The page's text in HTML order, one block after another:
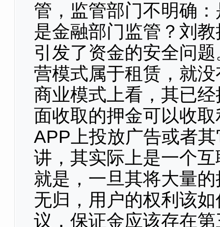
管，监管部门不明确
是金融部门监管？刘
引发了资金的安全问
营模式属于租赁，就
商业模式上看，其已
面收取的押金可以收
APP上投放广告或者
讲，其实际上是一个
就是，一旦其将大量
无归，用户的权利该
议，保证金应该存在